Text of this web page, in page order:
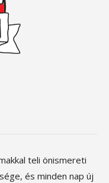
teli önismereti
és minden nap új